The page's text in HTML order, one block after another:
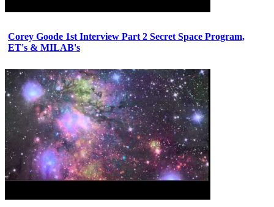
Corey Goode 1st Interview Part 2 Secret Space Program,
ET's & MILAB's